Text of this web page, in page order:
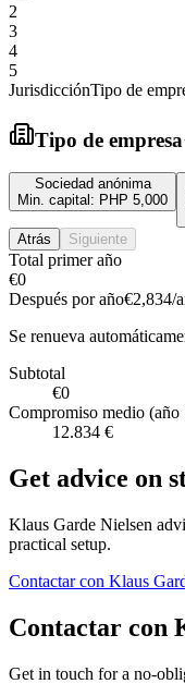
2
3
4
5
JurisdicciónTipo de
Tipo de empresa
Sociedad anónima
Min. capital: PHP 5,000
Atrás
Siguiente
Total primer año
€0
Después por año€2,834/
Se renueva
Subtotal
€0
Compromiso medio (año
12.834 €
Get advice on
Klaus Garde Nielsen
practical setup.
Contactar con Klaus
Contactar con
Get in touch for a no-